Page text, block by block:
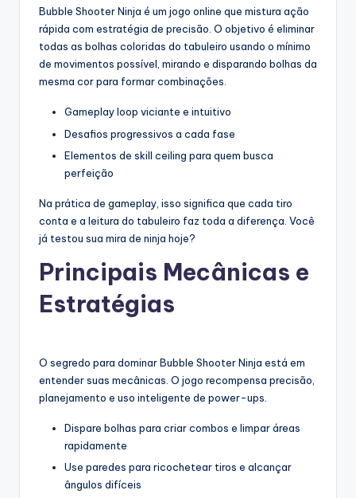
Bubble Shooter Ninja é um jogo online que mistura ação
rápida com estratégia de precisão. O objetivo é eliminar
todas as bolhas coloridas do tabuleiro usando o mínimo
de movimentos possível, mirando e disparando bolhas da
mesma cor para formar combinações.
Gameplay loop viciante e intuitivo
Desafios progressivos a cada fase
Elementos de skill ceiling para quem busca
perfeição
Na prática de gameplay, isso significa que cada tiro
conta e a leitura do tabuleiro faz toda a diferença. Você
já testou sua mira de ninja hoje?
Principais Mecânicas e
Estratégias
O segredo para dominar Bubble Shooter Ninja está em
entender suas mecânicas. O jogo recompensa precisão,
planejamento e uso inteligente de power-ups.
Dispare bolhas para criar combos e limpar áreas
rapidamente
Use paredes para ricochetear tiros e alcançar
ângulos difíceis